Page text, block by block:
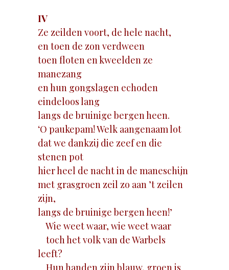
IV
Ze zeilden voort, de hele nacht,
en toen de zon verdween
toen floten en kweelden ze
manezang
en hun gongslagen echoden
eindeloos lang
langs de bruinige bergen heen.
‘O paukepam! Welk aangenaam lot
dat we dankzij die zeef en die
stenen pot
hier heel de nacht in de maneschijn
met grasgroen zeil zo aan ’t zeilen
zijn,
langs de bruinige bergen heen!’
Wie weet waar, wie weet waar
toch het volk van de Warbels
leeft?
Hun handen zijn blauw, groen is